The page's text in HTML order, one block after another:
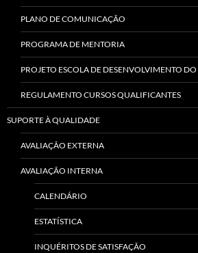
PLANO DE COMUNICAÇÃO
PROGRAMA DE MENTORIA
PROJETO ESCOLA DE DESENVOLVIMENTO
REGULAMENTO CURSOS QUALIFICANTES
SUPORTE À QUALIDADE
AVALIAÇÃO EXTERNA
AVALIAÇÃO INTERNA
CALENDÁRIO
ESTATÍSTICA
INQUÉRITOS DE SATISFAÇÃO